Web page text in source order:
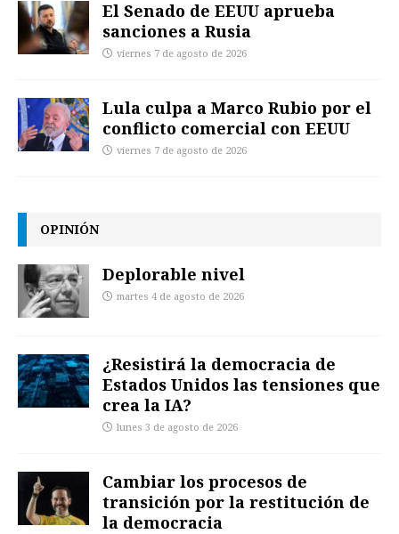
El Senado de EEUU aprueba
sanciones a Rusia
viernes 7 de agosto de 2026
Lula culpa a Marco Rubio por el
conflicto comercial con EEUU
viernes 7 de agosto de 2026
OPINIÓN
Deplorable nivel
martes 4 de agosto de 2026
¿Resistirá la democracia de
Estados Unidos las tensiones que
crea la IA?
lunes 3 de agosto de 2026
Cambiar los procesos de
transición por la restitución de
la democracia